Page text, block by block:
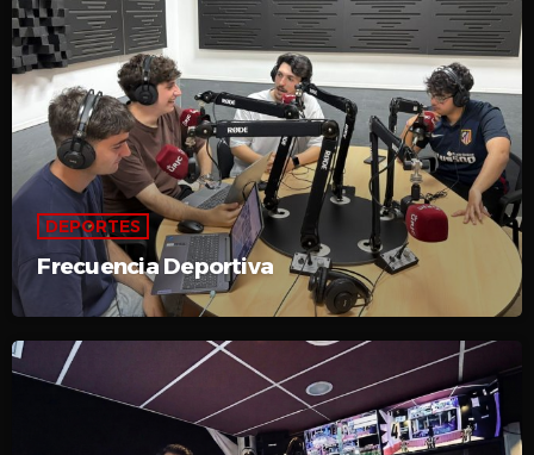
DEPORTES
Frecuencia Deportiva